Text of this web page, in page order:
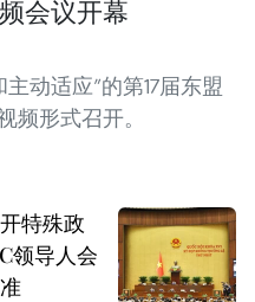
会议开幕
动适应”的第17届东盟
频形式召开。
特殊政
领导人会